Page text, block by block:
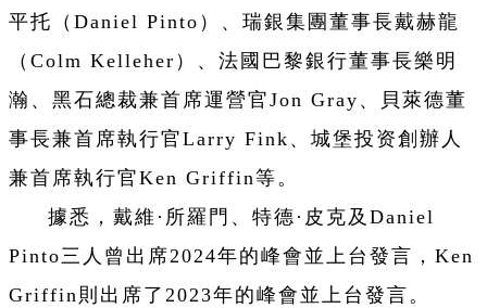
平托（Daniel Pinto）、瑞銀集團董事長戴赫龍
（Colm Kelleher）、法國巴黎銀行董事長樂明
瀚、黑石總裁兼首席運營官Jon Gray、貝萊德董
事長兼首席執行官Larry Fink、城堡投资創辦人
兼首席執行官Ken Griffin等。
據悉，戴維·所羅門、特德·皮克及Daniel
Pinto三人曾出席2024年的峰會並上台發言，Ken
Griffin則出席了2023年的峰會並上台發言。